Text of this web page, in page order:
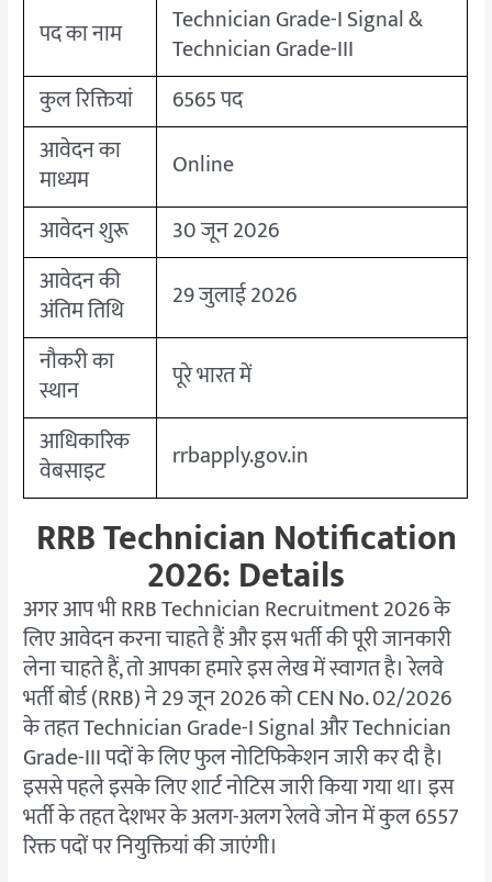
पद का नाम Technician Grade-I Signal &
Technician Grade-III
कुल रिक्तियां
6565 पद
आवेदन का
माध्यम
Online
आवेदन शुरू
30 जून 2026
आवेदन की
अंतिम तिथि
29 जुलाई 2026
नौकरी का
स्थान
पूरे भारत में
आधिकारिक
वेबसाइट rrbapply.gov.in
RRB Technician Notification
2026: Details
अगर आप भी RRB Technician Recruitment 2026 के
लिए आवेदन करना चाहते हैं और इस भर्ती की पूरी जानकारी
लेना चाहते हैं, तो आपका हमारे इस लेख में स्वागत है। रेलवे
भर्ती बोर्ड (RRB) ने 29 जून 2026 को CEN No. 02/2026
के तहत Technician Grade-I Signal और Technician
Grade-III पदों के लिए फुल नोटिफिकेशन जारी कर दी है।
इससे पहले इसके लिए शार्ट नोटिस जारी किया गया था। इस
भर्ती के तहत देशभर के अलग-अलग रेलवे जोन में कुल 6557
रिक्त पदों पर नियुक्तियां की जाएंगी।